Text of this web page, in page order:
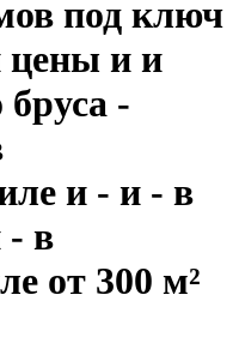
под ключ
цены и и
бруса -
и - и - в
- в
от 300 м²